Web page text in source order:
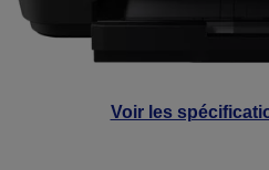
Voir les